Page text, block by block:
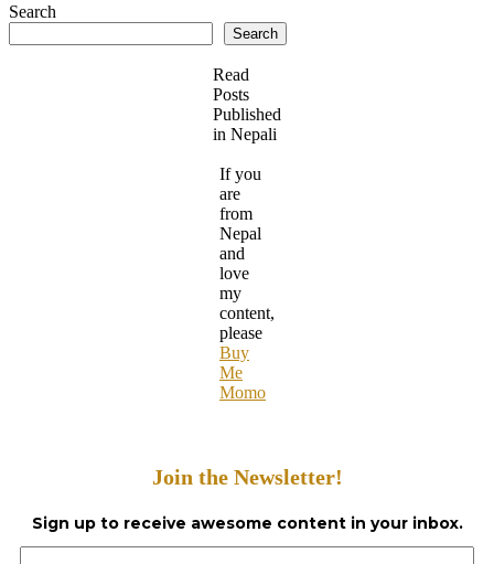
Search
Search
Read
Posts
Published
in Nepali
If you
are
from
Nepal
and
love
my
content,
please
Buy
Me
Momo
Join the Newsletter!
Sign up to receive awesome content in your inbox.